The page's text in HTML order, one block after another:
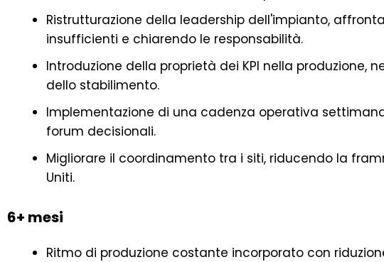
Ristrutturazione della leadership dell'impianto,
insufficienti e chiarendo le responsabilità.
Introduzione della proprietà dei KPI nella produzione,
dello stabilimento.
Implementazione di una cadenza operativa
forum decisionali.
Migliorare il coordinamento tra i siti, riducendo la
Uniti.
6+ mesi
Ritmo di produzione costante incorporato con